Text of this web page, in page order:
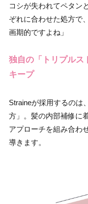
コシが失われてペタン
ぞれに合わせた処方で
画期的ですよね」
独自の「トリプルス
キープ
Straineが採用するのは
方」。髪の内部補修に
アプローチを組み合わ
導きます。